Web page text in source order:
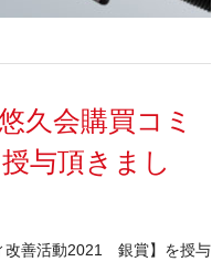
久会購買コミ
与頂きまし
改善活動2021 銀賞】を授与